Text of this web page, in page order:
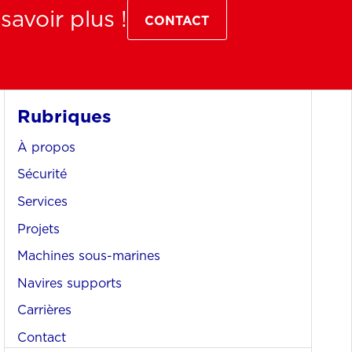
plus ! CONTACT
Rubriques
À propos
Sécurité
Services
Projets
Machines sous-marines
Navires supports
Carrières
Contact